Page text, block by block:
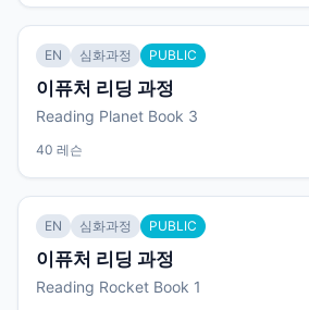
EN 심화과정 PUBLIC
이퓨처 리딩 과정
Reading Planet Book 3
40 레슨
EN 심화과정 PUBLIC
이퓨처 리딩 과정
Reading Rocket Book 1